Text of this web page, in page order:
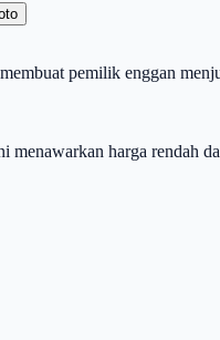
pemilik enggan
harga rendah